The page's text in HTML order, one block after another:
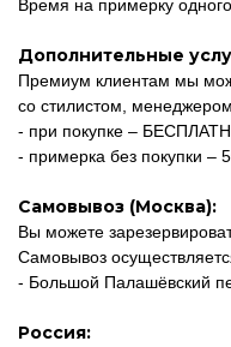
Время на примерку
Дополнительные
Премиум клиентам мы
со стилистом,
- при покупке –
- примерка без покупки –
Самовывоз (Москва):
Вы можете
Самовывоз
- Большой Палашёвский
Россия: